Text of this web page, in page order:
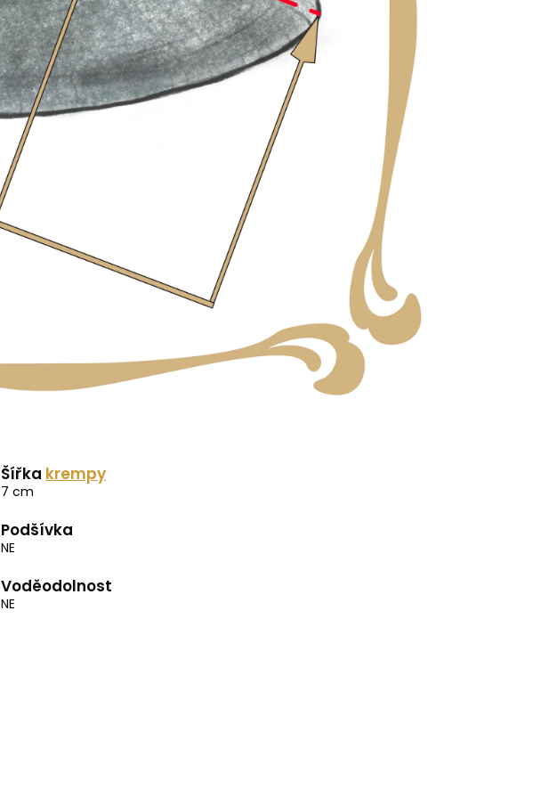
Šířka krempy
7 cm
Podšívka
NE
Voděodolnost
NE